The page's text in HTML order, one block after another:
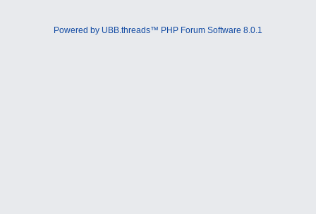
Powered by UBB.threads™ PHP Forum Software 8.0.1